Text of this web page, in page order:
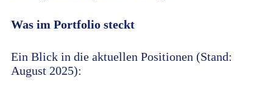
Was im Portfolio steckt
Ein Blick in die aktuellen Positionen (Stand:
August 2025):